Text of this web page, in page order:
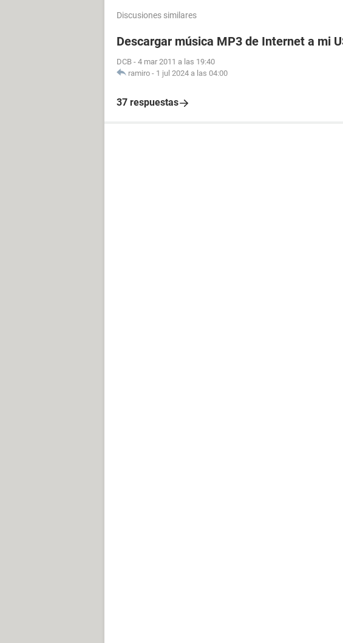
Discusiones similares
Descargar música MP3 de Internet a mi
DCB - 4 mar 2011 a las 19:40
ramiro - 1 jul 2024 a las 04:00
37 respuestas